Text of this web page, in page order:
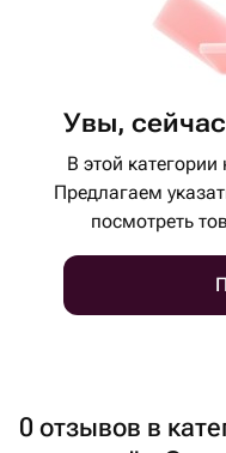
Увы,
В этой
Предлагаем
посмотреть
0 отзывов в